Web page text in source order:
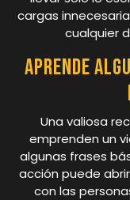
cargas
cualquier
Aprende
Una valiosa
emprenden un
algunas frases
acción puede
con las